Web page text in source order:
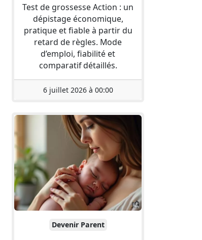
Test de grossesse Action : un
dépistage économique,
pratique et fiable à partir du
retard de règles. Mode
d’emploi, fiabilité et
comparatif détaillés.
6 juillet 2026 à 00:00
Devenir Parent